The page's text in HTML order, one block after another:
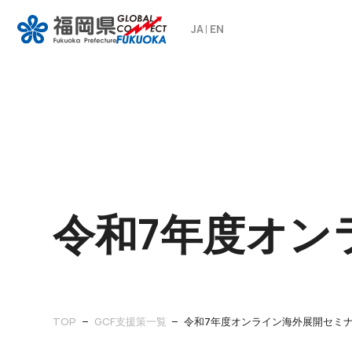
JA EN
令和7年度オン
TOP GCF支援策一覧 令和7年度オンライン海外展開セミ